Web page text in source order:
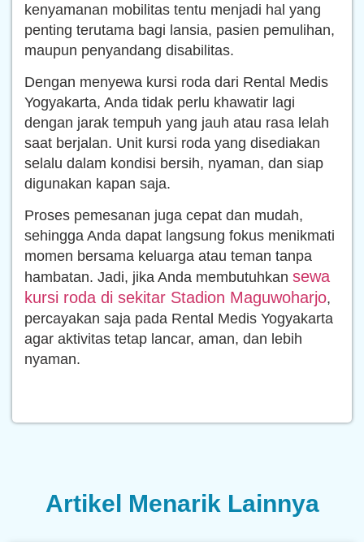
kenyamanan mobilitas tentu menjadi hal yang
penting terutama bagi lansia, pasien pemulihan,
maupun penyandang disabilitas.
Dengan menyewa kursi roda dari Rental Medis
Yogyakarta, Anda tidak perlu khawatir lagi
dengan jarak tempuh yang jauh atau rasa lelah
saat berjalan. Unit kursi roda yang disediakan
selalu dalam kondisi bersih, nyaman, dan siap
digunakan kapan saja.
Proses pemesanan juga cepat dan mudah,
sehingga Anda dapat langsung fokus menikmati
momen bersama keluarga atau teman tanpa
hambatan. Jadi, jika Anda membutuhkan sewa
kursi roda di sekitar Stadion Maguwoharjo,
percayakan saja pada Rental Medis Yogyakarta
agar aktivitas tetap lancar, aman, dan lebih
nyaman.
Artikel Menarik Lainnya